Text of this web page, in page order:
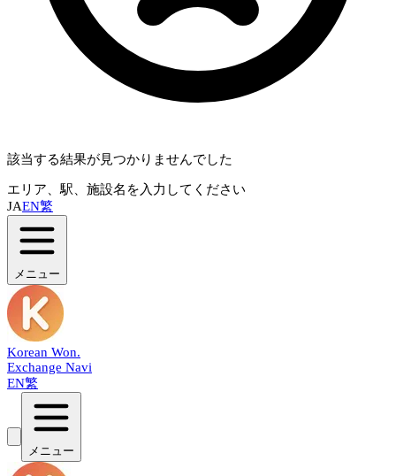
該当する結果が見つかりませんでした
エリア、駅、施設名を入力してください
JAEN繁
メニュー
Korean Won.
Exchange Navi
EN繁
メニュー